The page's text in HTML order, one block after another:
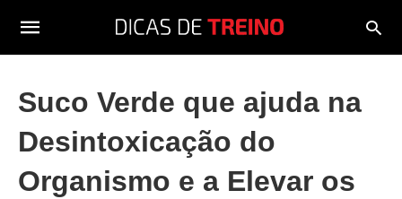
Suco Verde que ajuda na
Desintoxicação do
Organismo e a Elevar os